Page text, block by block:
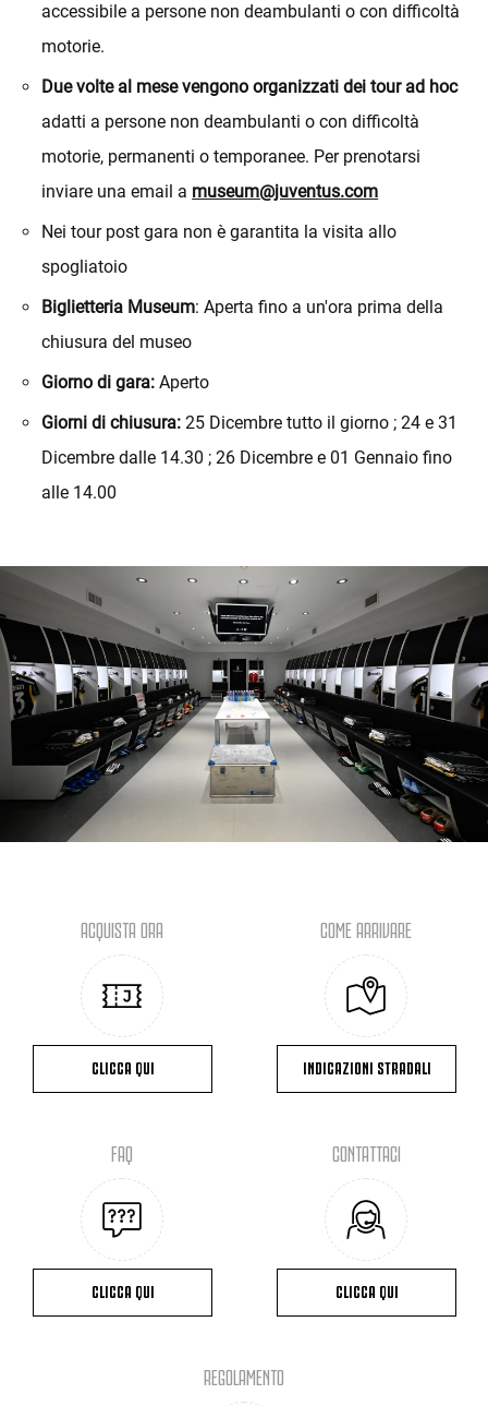
accessibile a persone non deambulanti o con difficoltà
motorie.
Due volte al mese vengono organizzati dei tour ad hoc
adatti a persone non deambulanti o con difficoltà
motorie, permanenti o temporanee. Per prenotarsi
inviare una email a museum@juventus.com
Nei tour post gara non è garantita la visita allo
spogliatoio
Biglietteria Museum: Aperta fino a un'ora prima della
chiusura del museo
Giorno di gara: Aperto
Giorni di chiusura: 25 Dicembre tutto il giorno ; 24 e 31
Dicembre dalle 14.30 ; 26 Dicembre e 01 Gennaio fino
alle 14.00
ACQUISTA ORA
CLICCA QUI
COME ARRIVARE
INDICAZIONI STRADALI
FAQ
CLICCA QUI
CONTATTACI
CLICCA QUI
REGOLAMENTO